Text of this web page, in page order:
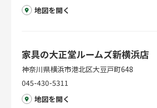
地図を開く
家具の大正堂ルームズ新横浜店
神奈川県横浜市港北区大豆戸町648
045-430-5311
地図を開く